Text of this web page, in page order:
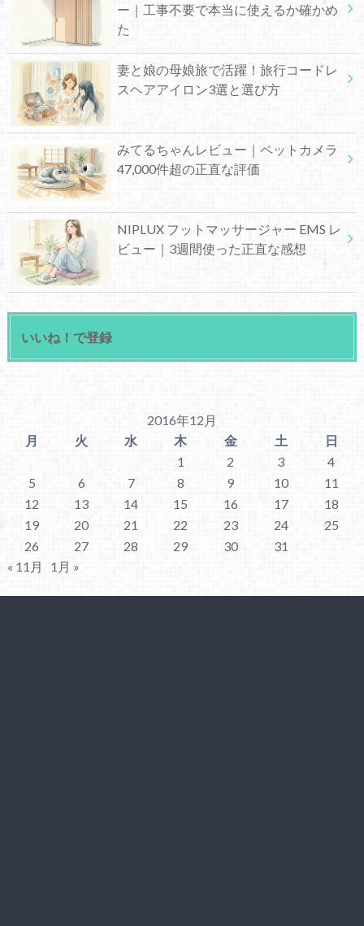
ー｜工事不要で本当に使えるか確かめ
た
妻と娘の母娘旅で活躍！旅行コードレ
スヘアアイロン3選と選び方
みてるちゃんレビュー｜ペットカメラ
47,000件超の正直な評価
NIPLUX フットマッサージャー EMS レ
ビュー｜3週間使った正直な感想
いいね！で登録
2016年12月
月
火 水 木 金 土
日
1
2 3
4
5
6 7 8 9 10
11
12
13 14 15 16 17
18
19
20 21 22 23 24
25
26
27 28 29 30
31
« 11月
1月 »